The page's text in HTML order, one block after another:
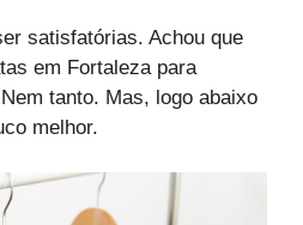
satisfatórias. Achou que
em Fortaleza para
tanto. Mas, logo abaixo
melhor.